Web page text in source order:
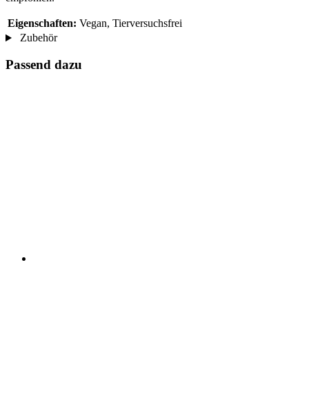
Eigenschaften: Vegan, Tierversuchsfrei
Zubehör
Passend dazu